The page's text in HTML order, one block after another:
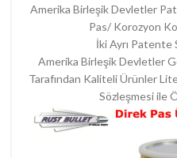
Amerika Birleşik Devletler
Pas/ Korozyon
İki Ayrı Patente
Amerika Birleşik Devletler
Tarafından Kaliteli Ürünler
Sözleşmesi ile